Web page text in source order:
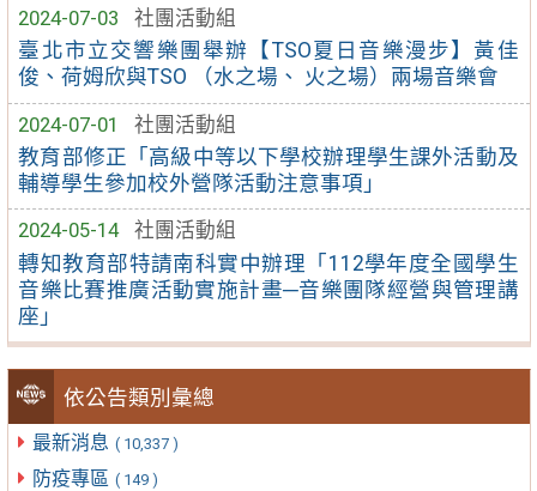
2024-07-03
社團活動組
臺北市立交響樂團舉辦【TSO夏日音樂漫步】黃佳
俊、荷姆欣與TSO （水之場、 火之場）兩場音樂會
2024-07-01
社團活動組
教育部修正「高級中等以下學校辦理學生課外活動及
輔導學生參加校外營隊活動注意事項」
2024-05-14
社團活動組
轉知教育部特請南科實中辦理「112學年度全國學生
音樂比賽推廣活動實施計畫─音樂團隊經營與管理講
座」
依公告類別彙總
最新消息 ( 10,337 )
防疫專區 ( 149 )